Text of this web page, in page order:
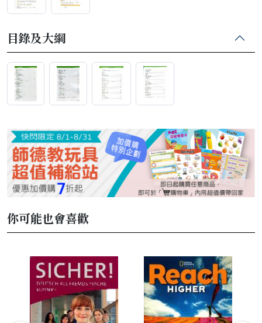
目錄及大綱
你可能也會喜歡